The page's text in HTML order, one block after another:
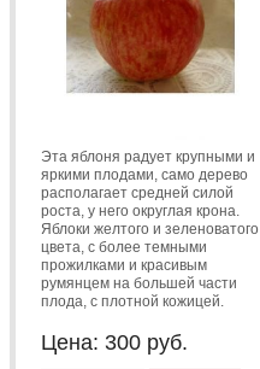
Эта яблоня радует крупными и
яркими плодами, само дерево
располагает средней силой
роста, у него округлая крона.
Яблоки желтого и зеленоватого
цвета, с более темными
прожилками и красивым
румянцем на большей части
плода, с плотной кожицей.
Цена: 300 руб.